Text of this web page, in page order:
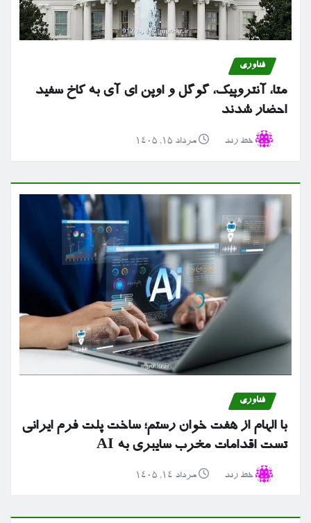
فناوری
متا، آنتروپیک، گوگل و اوپن ای آی به کاخ سفید
احضار شدند
خط رند مرداد ۱۵, ۱۴۰۵
فناوری
با الهام از هفت خوان رستم؛ ساخت پلت فرم ایرانی
تست اقدامات مخرب سایبری به AI
خط رند مرداد ۱۴, ۱۴۰۵